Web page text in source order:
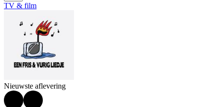
TV & film
Nieuwste aflevering